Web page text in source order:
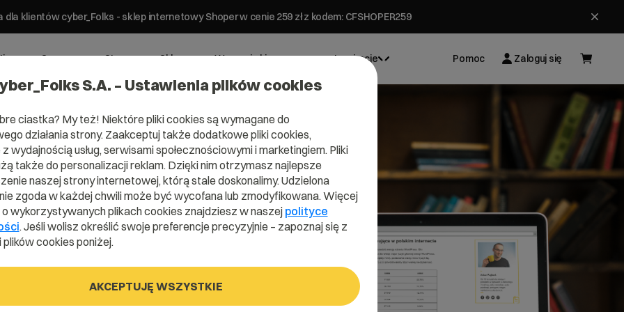
klientów cyber_Folks - sklep internetowy Shoper w cenie 259 zł z kodem: CFSHOPER259
Serwery Strony Sklepy Wsparcie biznesowe Inspiracje Pomoc Zaloguj się
S.A. – Ustawienia plików cookies
ciastka? My też! Niektóre pliki cookies są wymagane do
działania strony. Zaakceptuj także dodatkowe pliki cookies,
wydajnością usług, serwisami społecznościowymi i marketingiem. Pliki
także do personalizacji reklam. Dzięki nim otrzymasz najlepsze
naszej strony internetowej, którą stale doskonalimy. Udzielona
zgoda w każdej chwili może być wycofana lub zmodyfikowana. Więcej
wykorzystywanych plikach cookies znajdziesz w naszej polityce
. Jeśli wolisz określić swoje preferencje precyzyjnie – zapoznaj się z
cookies poniżej.
AKCEPTUJĘ WSZYSTKIE